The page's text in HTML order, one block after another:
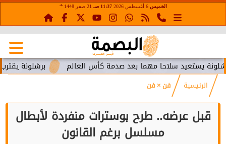
الخميس 6 أغسطس 2026 11:37 صـ 21 صفر 1448 هـ
برشلونة يقترب من سلاحا مهما بعد صدمة كأس العالم
الرئيسية فن × فن
قبل عرضه.. طرح بوسترات منفردة لأبطال
مسلسل برغم القانون